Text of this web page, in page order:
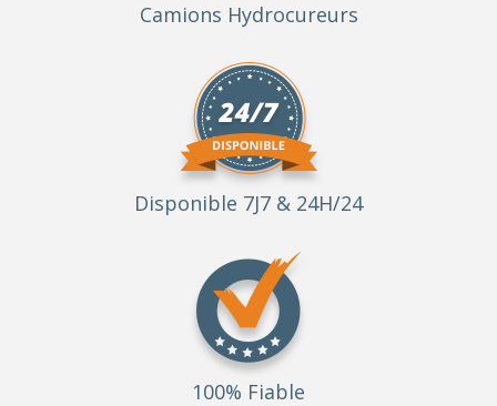
Camions Hydrocureurs
Disponible 7J7 & 24H/24
100% Fiable